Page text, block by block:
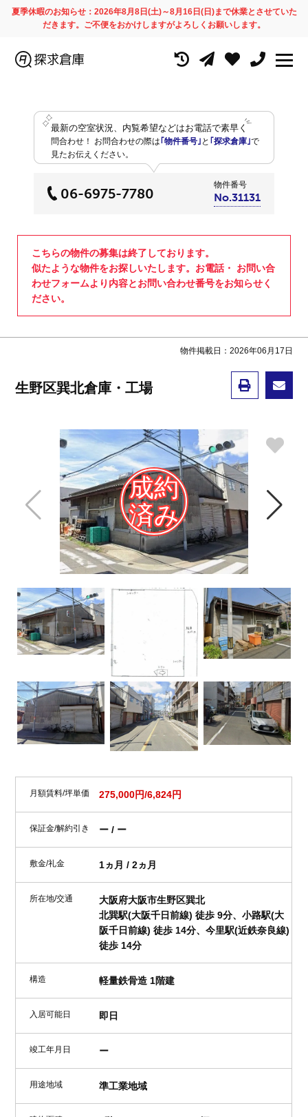
夏季休暇のお知らせ：2026年8月8日(土)～8月16日(日)まで休業とさせていた
だきます。ご不便をおかけしますがよろしくお願いします。
最新の空室状況、内覧希望などはお電話で素早く
問合わせ！ お問合わせの際は ｢物件番号｣ と ｢探求倉庫｣で
見たお伝えください。
06-6975-7780
物件番号
No.31131
こちらの物件の募集は終了しております。
似たような物件をお探しいたします。お電話・ お問い合
わせフォームより内容とお問い合わせ番号をお知らせく
ださい。
物件掲載日：2026年06月17日
生野区巽北倉庫・工場
月額賃料/坪単価 275,000円/6,824円
保証金/解約引き ー / ー
敷金/礼金 1ヵ月 / 2ヵ月
所在地/交通
大阪府大阪市生野区巽北
北巽駅(大阪千日前線) 徒歩 9分、小路駅(大
阪千日前線) 徒歩 14分、今里駅(近鉄奈良線)
徒歩 14分
構造 軽量鉄骨造 1階建
入居可能日 即日
竣工年月日 ー
用途地域 準工業地域